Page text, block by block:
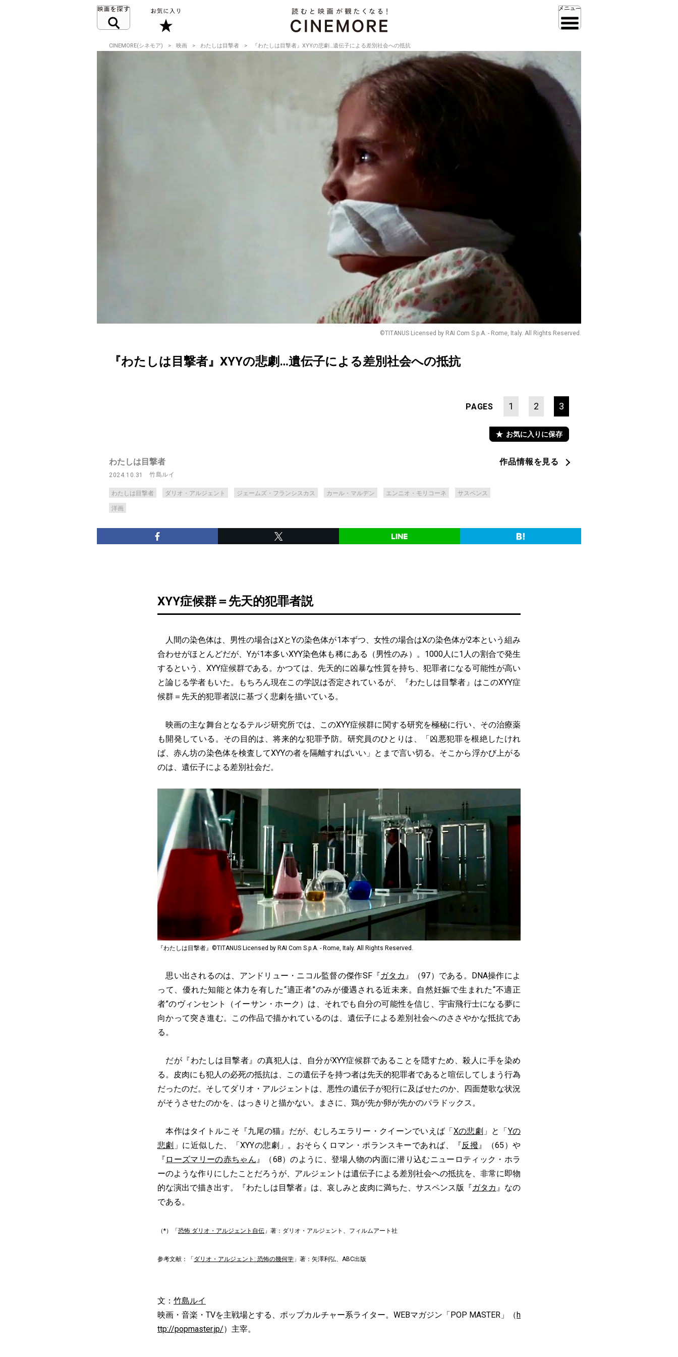
CINEMORE(シネモア) 映画 わたしは目撃者 『わたしは目撃者』XYYの悲劇…遺伝子による差別社会への抵抗
©TITANUS Licensed by RAI Com S.p.A. - Rome, Italy. All Rights Reserved.
『わたしは目撃者』XYYの悲劇…遺伝子による差別社会への抵抗
PAGES 1 2 3
お気に入りに保存
わたしは目撃者
2024.10.31 竹島ルイ
わたしは目撃者 ダリオ・アルジェント ジェームズ・フランシスカス カール・マルデン エンニオ・モリコーネ サスペンス
洋画
作品情報を見る
XYY症候群＝先天的犯罪者説
人間の染色体は、男性の場合はXとYの染色体が1本ずつ、女性の場合はXの染色体が2本という組み
合わせがほとんどだが、Yが1本多いXYY染色体も稀にある（男性のみ）。1000人に1人の割合で発生
するという、XYY症候群である。かつては、先天的に凶暴な性質を持ち、犯罪者になる可能性が高い
と論じる学者もいた。もちろん現在この学説は否定されているが、『わたしは目撃者』はこのXYY症
候群＝先天的犯罪者説に基づく悲劇を描いている。
映画の主な舞台となるテルジ研究所では、このXYY症候群に関する研究を極秘に行い、その治療薬
も開発している。その目的は、将来的な犯罪予防。研究員のひとりは、「凶悪犯罪を根絶したけれ
ば、赤ん坊の染色体を検査してXYYの者を隔離すればいい」とまで言い切る。そこから浮かび上がる
のは、遺伝子による差別社会だ。
『わたしは目撃者』©TITANUS Licensed by RAI Com S.p.A. - Rome, Italy. All Rights Reserved.
思い出されるのは、アンドリュー・ニコル監督の傑作SF『ガタカ 』（97）である。DNA操作によ
って、優れた知能と体力を有した“適正者”のみが優遇される近未来。自然妊娠で生まれた“不適正
者”のヴィンセント（イーサン・ホーク）は、それでも自分の可能性を信じ、宇宙飛行士になる夢に
向かって突き進む。この作品で描かれているのは、遺伝子による差別社会へのささやかな抵抗であ
る。
だが『わたしは目撃者』の真犯人は、自分がXYY症候群であることを隠すため、殺人に手を染め
る。皮肉にも犯人の必死の抵抗は、この遺伝子を持つ者は先天的犯罪者であると喧伝してしまう行為
だったのだ。そしてダリオ・アルジェントは、悪性の遺伝子が犯行に及ばせたのか、四面楚歌な状況
がそうさせたのかを、はっきりと描かない。まさに、鶏が先か卵が先かのパラドックス。
本作はタイトルこそ『九尾の猫』だが、むしろエラリー・クイーンでいえば「 Xの悲劇 」と「 Yの
悲劇 」に近似した、「XYYの悲劇」。おそらくロマン・ポランスキーであれば、『反撥』（65）や
『 ローズマリーの赤ちゃん』（68）のように、登場人物の内面に潜り込むニューロティック・ホラ
ーのような作りにしたことだろうが、アルジェントは遺伝子による差別社会への抵抗を、非常に即物
的な演出で描き出す。『わたしは目撃者』は、哀しみと皮肉に満ちた、サスペンス版『ガタカ 』なの
である。
（*）「 恐怖 ダリオ・アルジェント自伝 」著：ダリオ・アルジェント、フィルムアート社
参考文献：「 ダリオ・アルジェント: 恐怖の幾何学 」著：矢澤利弘、ABC出版
文： 竹島ルイ
映画・音楽・TVを主戦場とする、ポップカルチャー系ライター。WEBマガジン「POP MASTER」（ h
ttp://popmaster.jp/）主宰。